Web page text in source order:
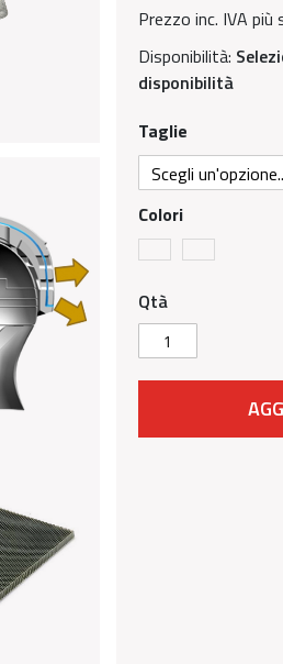
Prezzo inc. IVA più
Disponibilità:
disponibilità
Taglie
Colori
Qtà